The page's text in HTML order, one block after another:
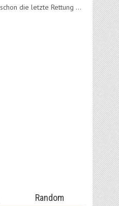
[ad_1] Für viele war er schon die letzte Rettung vorm Daten-Nirvana:…
Random